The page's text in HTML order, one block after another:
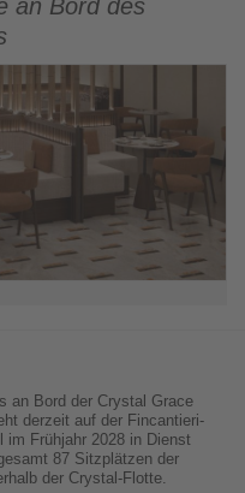
an Bord des
an Bord der Crystal Grace
derzeit auf der Fincantieri-
im Frühjahr 2028 in Dienst
87 Sitzplätzen der
der Crystal-Flotte.